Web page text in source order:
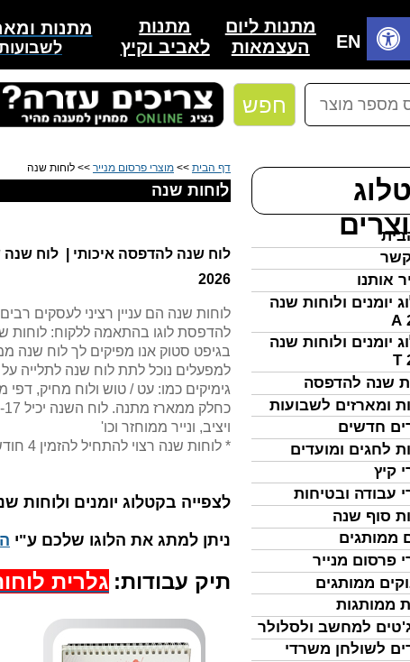
לוחות שנה, לוח שנה להדפסה, לוח שנה שולחני, לוח שנה
חפש
אותנו
יומנים ולוחות שנה
יומנים ולוחות שנה
שנה להדפסה
ומארזים לשבועות
חדשים
לחגים ומועדים
קיץ
עבודה ובטיחות
סוף שנה
ממותגים
פרסום מנייר
ממותגים
ממותגות
למחשב ולסלולר
לשולחן משרדי
EN
מתנות
לאביב וקיץ
מתנות
מתנות ליום
העצמאות
דף הבית >> מוצרי פרסום מנייר >> לוחות שנה
לוחות שנה
לוח שנה להדפסה איכותי | לוח שנה
2026
לוחות שנה הם עניין רציני לעסקים
להדפסת לוגו בהתאמה ללקוח: לוחות
בגיפט סטוק אנו מפיקים לך לוח שנה
למפעלים נוכל לתת לוח שנה לתלייה על
גימיקים כמו: עט / טוש ולוח מחיק,
ויציב, ונייר ממוחזר וכו'
* לוחות שנה רצוי להתחיל להזמין 4 חודשים מראש שכן מדובר בהליך הפקה מורכב.
לצפייה בקטלוג יומנים ולוחות שנה 2026-
ניתן למתג את הלוגו שלכם ע"י
תיק עבודות: גלרית